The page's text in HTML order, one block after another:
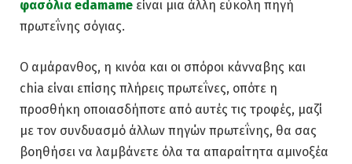
φασόλια edamame είναι μια άλλη εύκολη πηγή
πρωτεΐνης σόγιας.
Ο αμάρανθος, η κινόα και οι σπόροι κάνναβης και
chia είναι επίσης πλήρεις πρωτεΐνες, οπότε η
προσθήκη οποιασδήποτε από αυτές τις τροφές, μαζί
με τον συνδυασμό άλλων πηγών πρωτεΐνης, θα σας
βοηθήσει να λαμβάνετε όλα τα απαραίτητα αμινοξέα